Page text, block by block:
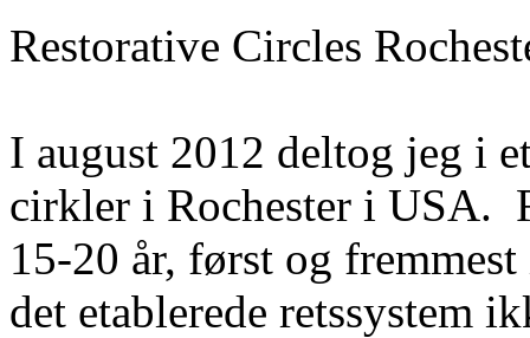
Restorative Circles
I august 2012 deltog jeg i
cirkler i Rochester i USA.
15-20 år, først og
det etablerede retssystem